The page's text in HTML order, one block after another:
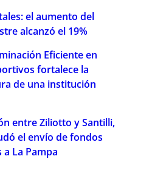
el aumento del
alcanzó el 19%
Eficiente en
fortalece la
de una institución
entre Ziliotto y Santilli,
el envío de fondos
La Pampa